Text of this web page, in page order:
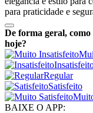
para praticidade e
De forma geral, como
hoje?
Regular
Satisfeito
BAIXE O APP: